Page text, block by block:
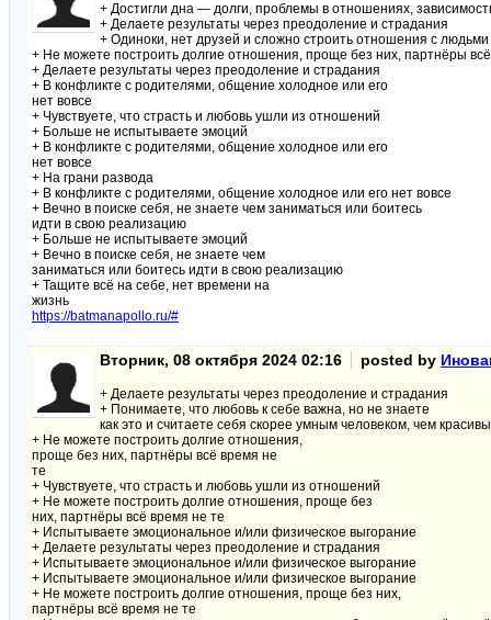
+ Достигли дна — долги, проблемы в отношениях,
+ Делаете результаты через преодоление и страдания
+ Одиноки, нет друзей и сложно строить отношения с людьми
+ Не можете построить долгие отношения, проще без них, партнёры
+ Делаете результаты через преодоление и страдания
+ В конфликте с родителями, общение холодное или его
нет вовсе
+ Чувствуете, что страсть и любовь ушли из отношений
+ Больше не испытываете эмоций
+ В конфликте с родителями, общение холодное или его
нет вовсе
+ На грани развода
+ В конфликте с родителями, общение холодное или его нет вовсе
+ Вечно в поиске себя, не знаете чем заниматься или боитесь
идти в свою реализацию
+ Больше не испытываете эмоций
+ Вечно в поиске себя, не знаете чем
заниматься или боитесь идти в свою реализацию
+ Тащите всё на себе, нет времени на
жизнь
https://batmanapollo.ru/#
Вторник, 08 октября 2024 02:16 posted by
+ Делаете результаты через преодоление и страдания
+ Понимаете, что любовь к себе важна, но не знаете
как это и считаете себя скорее умным человеком, чем
+ Не можете построить долгие отношения,
проще без них, партнёры всё время не
те
+ Чувствуете, что страсть и любовь ушли из отношений
+ Не можете построить долгие отношения, проще без
них, партнёры всё время не те
+ Испытываете эмоциональное и/или физическое выгорание
+ Делаете результаты через преодоление и страдания
+ Испытываете эмоциональное и/или физическое выгорание
+ Испытываете эмоциональное и/или физическое выгорание
+ Не можете построить долгие отношения, проще без них,
партнёры всё время не те